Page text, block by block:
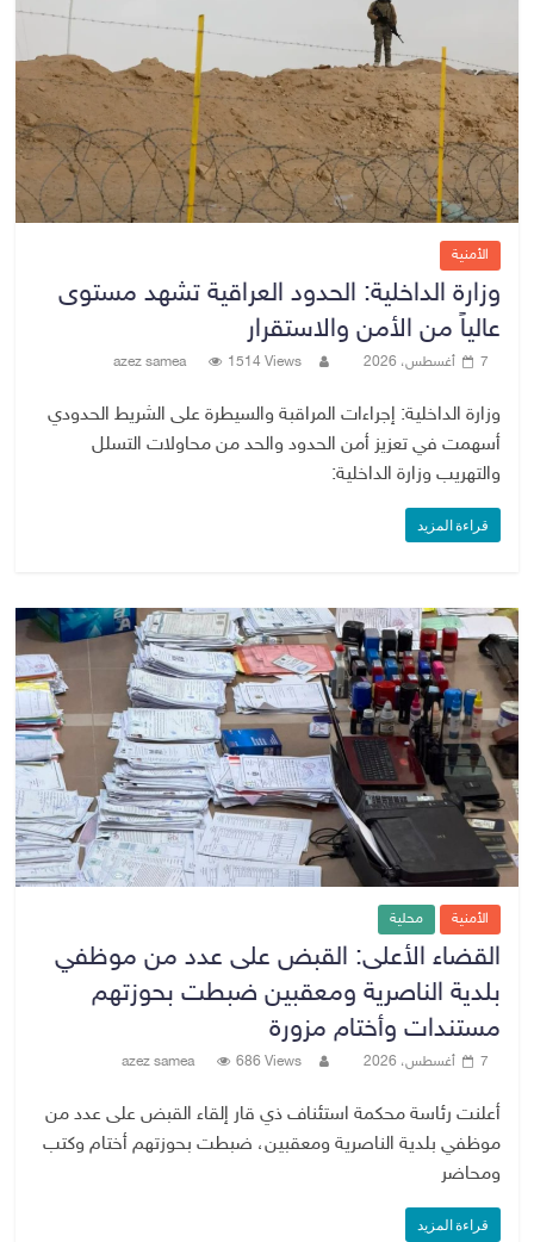
الأمنية
وزارة الداخلية: الحدود العراقية تشهد مستوى
عالياً من الأمن والاستقرار
7 أغسطس، 2026 azez samea 1514 Views
وزارة الداخلية: إجراءات المراقبة والسيطرة على الشريط الحدودي
أسهمت في تعزيز أمن الحدود والحد من محاولات التسلل
والتهريب وزارة الداخلية:
قراءة المزيد
الأمنية محلية
القضاء الأعلى: القبض على عدد من موظفي
بلدية الناصرية ومعقبين ضبطت بحوزتهم
مستندات وأختام مزورة
7 أغسطس، 2026 azez samea 686 Views
أعلنت رئاسة محكمة استئناف ذي قار إلقاء القبض على عدد من
موظفي بلدية الناصرية ومعقبين، ضبطت بحوزتهم أختام وكتب
ومحاضر
قراءة المزيد